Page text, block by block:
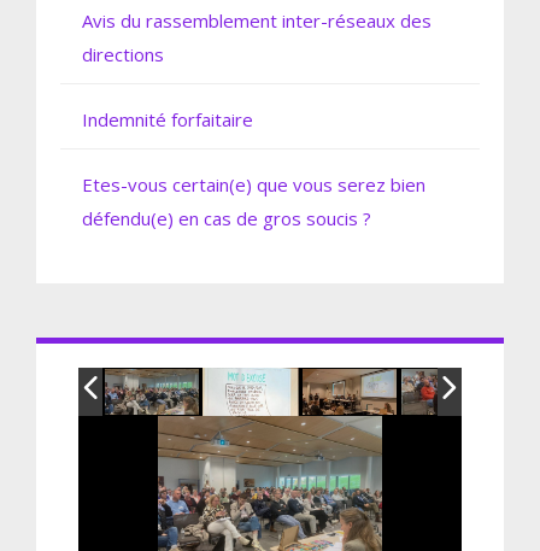
Avis du rassemblement inter-réseaux des
directions
Indemnité forfaitaire
Etes-vous certain(e) que vous serez bien
défendu(e) en cas de gros soucis ?